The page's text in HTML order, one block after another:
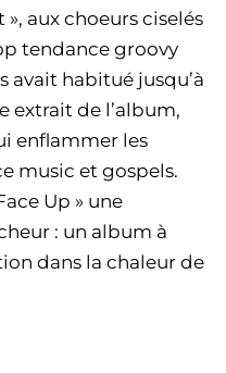
», aux choeurs ciselés
tendance groovy
avait habitué jusqu’à
extrait de l’album,
enflammer les
music et gospels.
Up » une
: un album à
dans la chaleur de